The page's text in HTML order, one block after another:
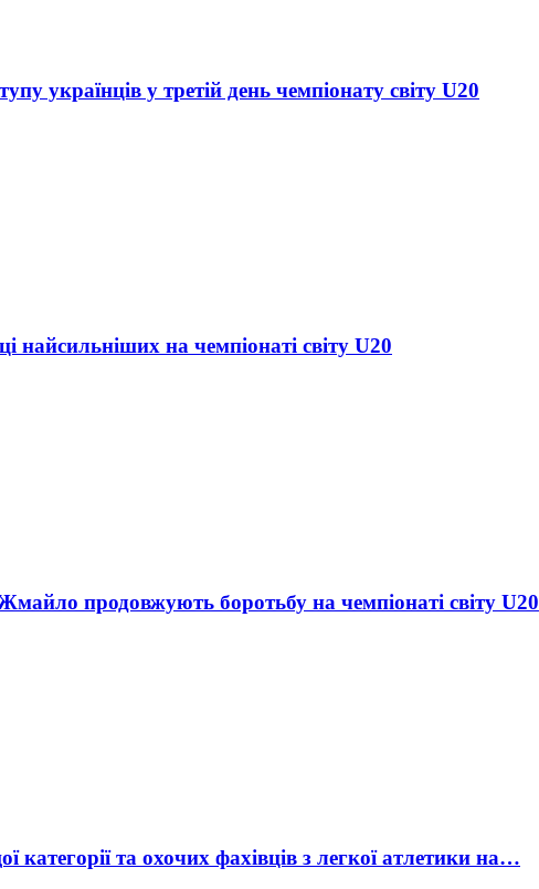
українців у третій день чемпіонату світу U20
найсильніших на чемпіонаті світу U20
продовжують боротьбу на чемпіонаті світу U20
категорії та охочих фахівців з легкої атлетики на…